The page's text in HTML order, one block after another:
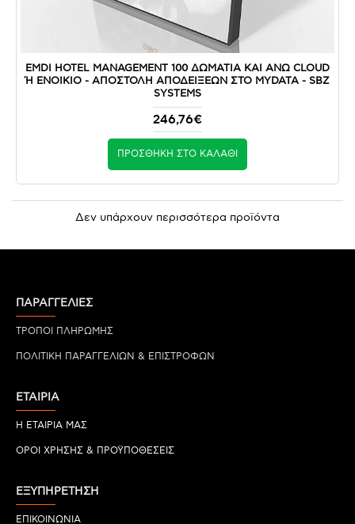
EMDI HOTEL MANAGEMENT 100 ΔΩΜΑΤΙΑ ΚΑΙ ΑΝΩ CLOUD
Ή ΕΝΟΙΚΙΟ - ΑΠΟΣΤΟΛΉ ΑΠΟΔΕΊΞΕΩΝ ΣΤΟ MYDATA - SBZ S
YSTEMS
246,76€
ΠΡΟΣΘΉΚΗ ΣΤΟ ΚΑΛΆΘΙ
Δεν υπάρχουν περισσότερα προϊόντα
ΠΑΡΑΓΓΕΛΙΕΣ
ΤΡΟΠΟΙ ΠΛΗΡΩΜΗΣ
ΠΟΛΙΤΙΚΗ ΠΑΡΑΓΓΕΛΙΩΝ & ΕΠΙΣΤΡΟΦΩΝ
ΕΤΑΙΡΙΑ
Η ΕΤΑΙΡΙΑ ΜΑΣ
ΟΡΟΙ ΧΡΗΣΗΣ & ΠΡΟΫΠΟΘΕΣΕΙΣ
ΕΞΥΠΗΡΕΤΗΣΗ
ΕΠΙΚΟΙΝΩΝΙΑ